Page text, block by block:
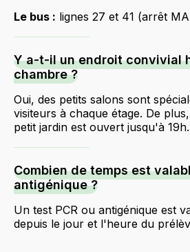
Le bus : lignes 27 et 41 (arrêt
Y a-t-il un endroit convivial
chambre ?
Oui, des petits salons sont
visiteurs à chaque étage. De
petit jardin est ouvert jusqu'à 19h.
Combien de temps est
antigénique ?
Un test PCR ou antigénique est
depuis le jour et l'heure du